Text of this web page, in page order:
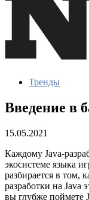
Тренды
Введение в
15.05.2021
Каждому Java-
экосистеме языка
разбирается в том,
разработки на Java
вы глубже поймете